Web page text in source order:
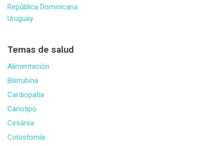
República Dominicana
Uruguay
Temas de salud
Alimentación
Bilirrubina
Cardiopatía
Cariotipo
Cesárea
Colostomía